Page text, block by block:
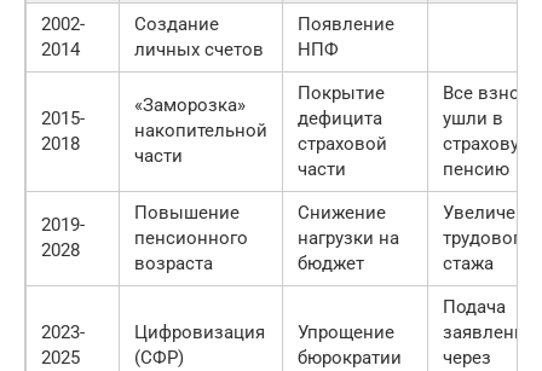
2002-
2014
Создание
личных счетов
Появление
НПФ
2015-
2018
«Заморозка»
накопительной
части
Покрытие
дефицита
страховой
части
Все
ушли в
страховую
пенсию
2019-
2028
Повышение
пенсионного
возраста
Снижение
нагрузки на
бюджет
трудового
стажа
2023-
2025
Цифровизация
(СФР)
Упрощение
бюрократии
Подача
заявлений
через